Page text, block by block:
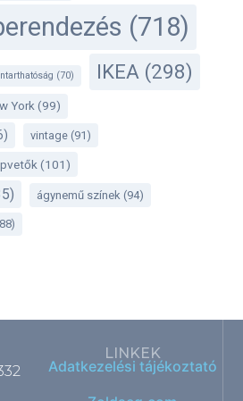
(718)
(70) IKEA (298)
York (99)
vintage (91)
(101)
ágynemű színek (94)
LINKEK
Adatkezelési tájékoztató